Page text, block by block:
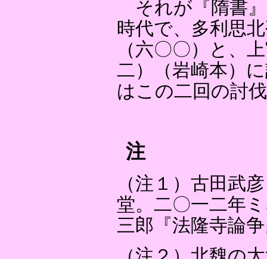
それが『隋書
時代で、多利思
（六〇〇）と、
二）（岩崎本）
はこの二回の討
注
（注１）古田武
堂。二〇一二年
三郎『法隆寺論